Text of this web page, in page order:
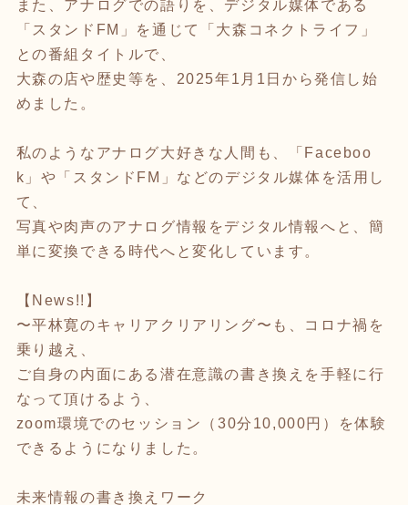
また、アナログでの語りを、デジタル媒体である
「スタンドFM」を通じて「大森コネクトライフ」
との番組タイトルで、
大森の店や歴史等を、2025年1月1日から発信し始
めました。
私のようなアナログ大好きな人間も、「Faceboo
k」や「スタンドFM」などのデジタル媒体を活用し
て、
写真や肉声のアナログ情報をデジタル情報へと、簡
単に変換できる時代へと変化しています。
【News!!】
〜平林寛のキャリアクリアリング〜も、コロナ禍を
乗り越え、
ご自身の内面にある潜在意識の書き換えを手軽に行
なって頂けるよう、
zoom環境でのセッション（30分10,000円）を体験
できるようになりました。
未来情報の書き換えワーク